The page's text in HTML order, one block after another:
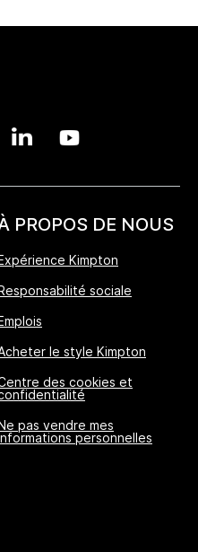
PROPOS DE NOUS
Kimpton
sociale
le style Kimpton
des cookies et
pas vendre mes
personnelles
Directe
prix le plus bas